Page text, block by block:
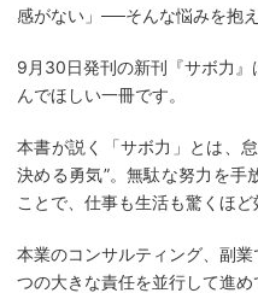
感がない」──そんな悩みを抱
9月30日発刊の新刊『サボ力
んでほしい一冊です。
本書が説く「サボ力」とは、
決める勇気”。無駄な努力を手
ことで、仕事も生活も驚くほど
本業のコンサルティング、副
つの大きな責任を並行して進